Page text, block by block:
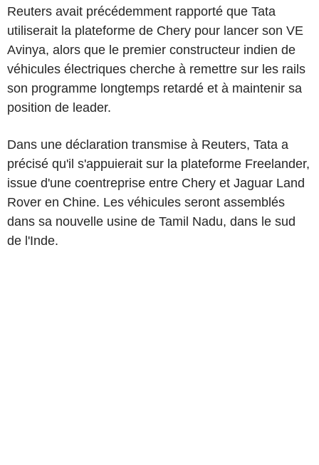
Reuters avait précédemment rapporté que Tata
utiliserait la plateforme de Chery pour lancer son VE
Avinya, alors que le premier constructeur indien de
véhicules électriques cherche à remettre sur les rails
son programme longtemps retardé et à maintenir sa
position de leader.
Dans une déclaration transmise à Reuters, Tata a
précisé qu'il s'appuierait sur la plateforme Freelander,
issue d'une coentreprise entre Chery et Jaguar Land
Rover en Chine. Les véhicules seront assemblés
dans sa nouvelle usine de Tamil Nadu, dans le sud
de l'Inde.